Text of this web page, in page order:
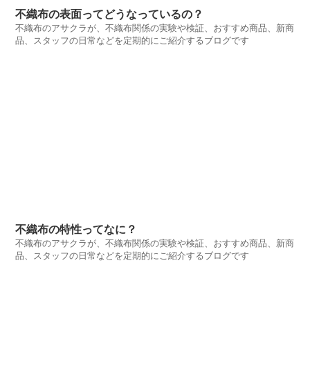
不織布の表面ってどうなっているの？
不織布のアサクラが、不織布関係の実験や検証、おすすめ商品、新商
品、スタッフの日常などを定期的にご紹介するブログです
不織布の特性ってなに？
不織布のアサクラが、不織布関係の実験や検証、おすすめ商品、新商
品、スタッフの日常などを定期的にご紹介するブログです